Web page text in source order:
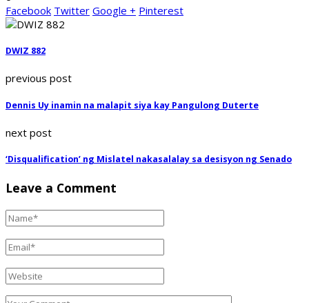
Facebook Twitter Google + Pinterest
DWIZ 882
previous post
Dennis Uy inamin na malapit siya kay Pangulong Duterte
next post
‘Disqualification’ ng Mislatel nakasalalay sa desisyon ng Senado
Leave a Comment